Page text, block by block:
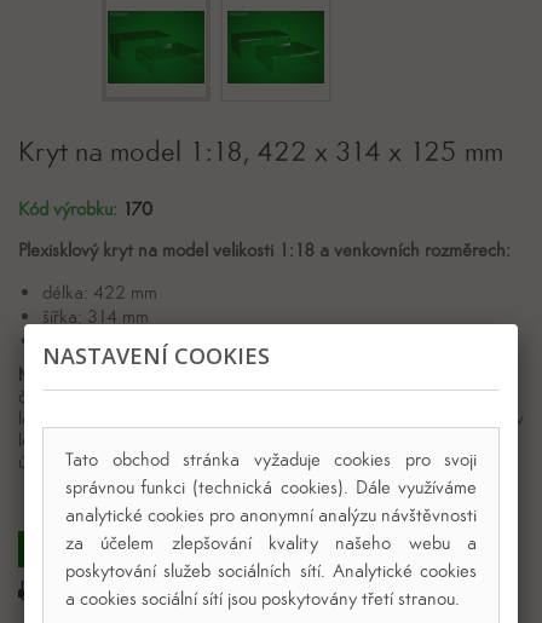
Kryt na model 1:18, 422 x 314 x 125 mm
Kód výrobku: 170
Plexisklový kryt na model velikosti 1:18 a venkovních rozměrech:
délka: 422 mm
šířka: 314 mm
Materiál krytu:
čiré plexisklo XT: 4 mm
lepeno: jednosložkovým lepidlem na tupo (mírný výskyt bublin v
lepeném spoji)
úprava hran: strojně leštěné + mechanicky sražené
Zakázková výroba v ČR
Tisk
NASTAVENÍ COOKIES
Tato obchod stránka vyžaduje cookies pro svoji
správnou funkci (technická cookies). Dále využíváme
analytické cookies pro anonymní analýzu návštěvnosti
za účelem zlepšování kvality našeho webu a
poskytování služeb sociálních sítí. Analytické cookies
a cookies sociální sítí jsou poskytovány třetí stranou.